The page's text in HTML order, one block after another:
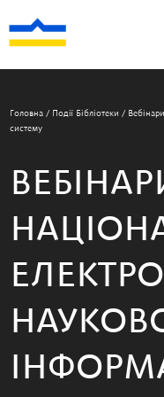
Головна / Події Бібліотеки /
систему